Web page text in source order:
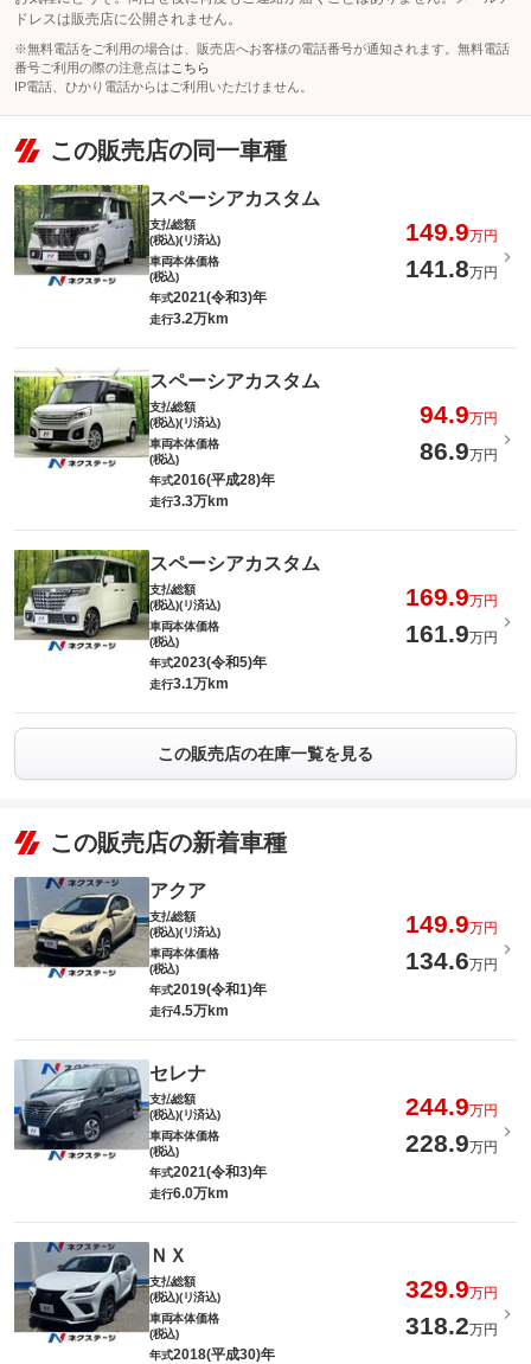
ドレスは販売店に公開されません。
※無料電話をご利用の場合は、販売店へお客様の電話番号が通知されます。無料電話
番号ご利用の際の注意点は こちら
IP電話、ひかり電話からはご利用いただけません。
この販売店の同一車種
スペーシアカスタム
支払総額
(税込)(リ済込)
149.9万円
車両本体価格
(税込)
141.8万円
年式2021(令和3)年
走行3.2万km
スペーシアカスタム
支払総額
(税込)(リ済込)
94.9万円
車両本体価格
(税込)
86.9万円
年式2016(平成28)年
走行3.3万km
スペーシアカスタム
支払総額
(税込)(リ済込)
169.9万円
車両本体価格
(税込)
161.9万円
年式2023(令和5)年
走行3.1万km
この販売店の在庫一覧を見る
この販売店の新着車種
アクア
支払総額
(税込)(リ済込)
149.9万円
車両本体価格
(税込)
134.6万円
年式2019(令和1)年
走行4.5万km
セレナ
支払総額
(税込)(リ済込)
244.9万円
車両本体価格
(税込)
228.9万円
年式2021(令和3)年
走行6.0万km
ＮＸ
支払総額
(税込)(リ済込)
329.9万円
車両本体価格
(税込)
318.2万円
年式2018(平成30)年